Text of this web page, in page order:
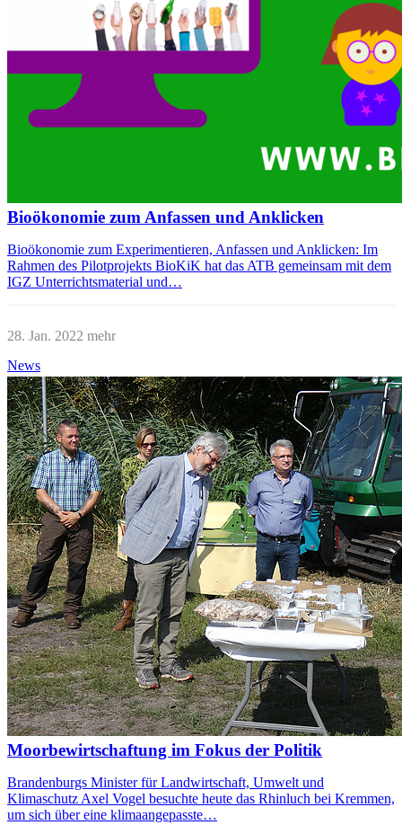
Bioökonomie zum Anfassen und Anklicken
Bioökonomie zum Experimentieren, Anfassen und Anklicken: Im
Rahmen des Pilotprojekts BioKiK hat das ATB gemeinsam mit dem
IGZ Unterrichtsmaterial und…
28. Jan. 2022 mehr
News
Moorbewirtschaftung im Fokus der Politik
Brandenburgs Minister für Landwirtschaft, Umwelt und
Klimaschutz Axel Vogel besuchte heute das Rhinluch bei Kremmen,
um sich über eine klimaangepasste…